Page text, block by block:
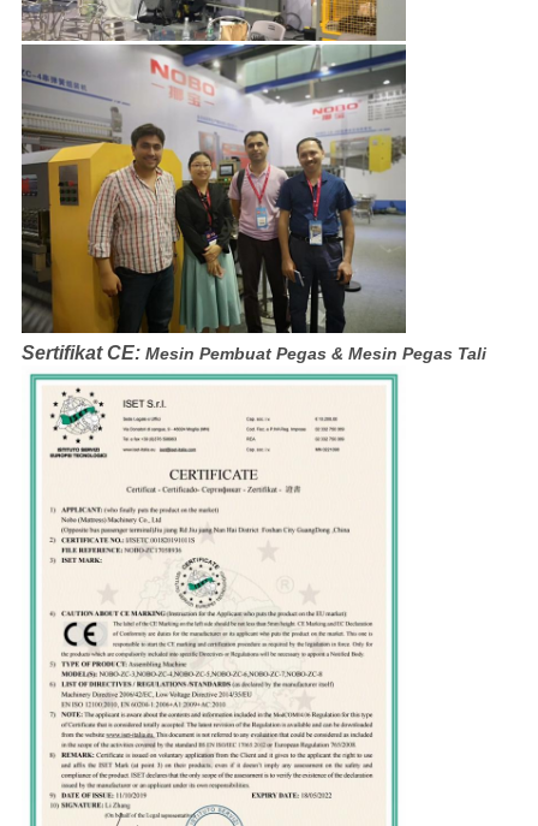
Sertifikat CE: Mesin Pembuat Pegas & Mesin Pegas Tali